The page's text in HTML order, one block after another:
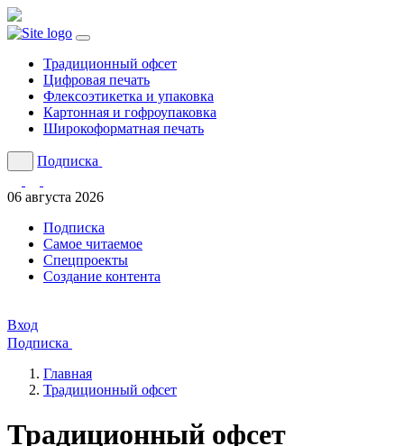
Традиционный офсет
Цифровая печать
Флексоэтикетка и упаковка
Картонная и гофроупаковка
Широкоформатная печать
Подписка
06 августа 2026
Подписка
Cамое читаемое
Спецпроекты
Создание контента
Вход
Подписка
Главная
Традиционный офсет
Традиционный офсет